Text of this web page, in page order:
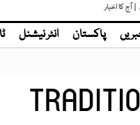
| آج کا اخبار
پاکستان انٹر نیشنل